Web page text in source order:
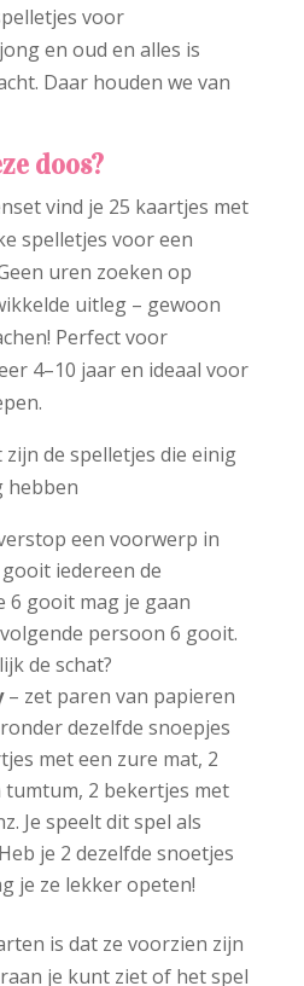
voor
en oud en alles is
Daar houden we van
doos?
vind je 25 kaartjes met
spelletjes voor een
uren zoeken op
uitleg – gewoon
Perfect voor
4–10 jaar en ideaal voor
de spelletjes die einig
hebben
een voorwerp in
iedereen de
6 gooit mag je gaan
persoon 6 gooit.
de schat?
– zet paren van papieren
dezelfde snoepjes
met een zure mat, 2
2 bekertjes met
Je speelt dit spel als
je 2 dezelfde snoetjes
je ze lekker opeten!
is dat ze voorzien zijn
je kunt ziet of het spel